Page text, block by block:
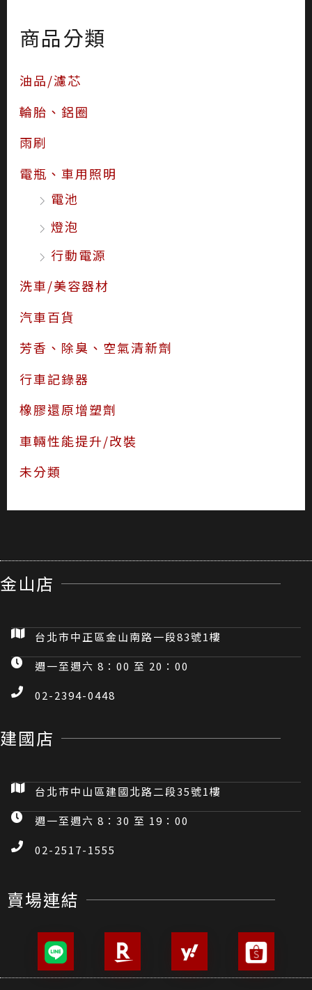
商品分類
油品/濾芯
輪胎、鋁圈
雨刷
電瓶、車用照明
電池
燈泡
行動電源
洗車/美容器材
汽車百貨
芳香、除臭、空氣清新劑
行車記錄器
橡膠還原增塑劑
車輛性能提升/改裝
未分類
金山店
台北市中正區金山南路一段83號1樓
週一至週六 8：00 至 20：00
02-2394-0448
建國店
台北市中山區建國北路二段35號1樓
週一至週六 8：30 至 19：00
02-2517-1555
賣場連結